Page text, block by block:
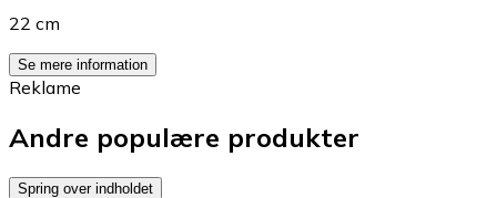
22 cm
Se mere information
Reklame
Andre populære produkter
Spring over indholdet